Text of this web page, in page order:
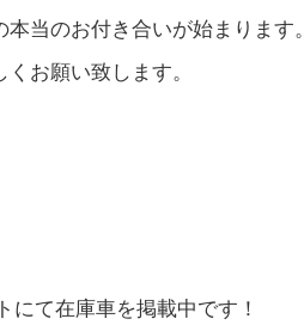
当のお付き合いが始まります。
お願い致します。
にて在庫車を掲載中です！